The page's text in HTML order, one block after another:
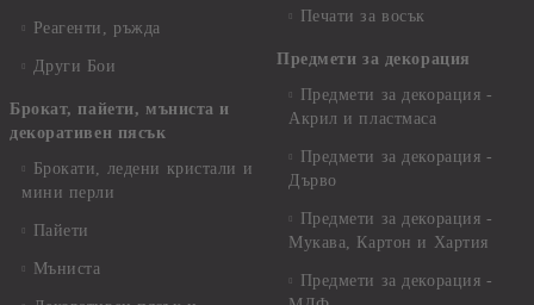
Реагенти, ръжда
Други Бои
Брокат, пайети, мъниста и
декоративен пясък
Брокати, ледени кристали и
мини перли
Пайети
Мъниста
Печати за восък
Предмети за декорация
Предмети за декорация -
Акрил и пластмаса
Предмети за декорация -
Дърво
Предмети за декорация -
Мукава, Картон и Хартия
Предмети за декорация -